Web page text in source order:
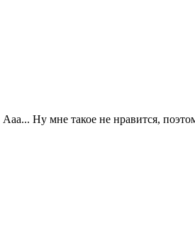
Ааа... Ну мне такое не нравится,